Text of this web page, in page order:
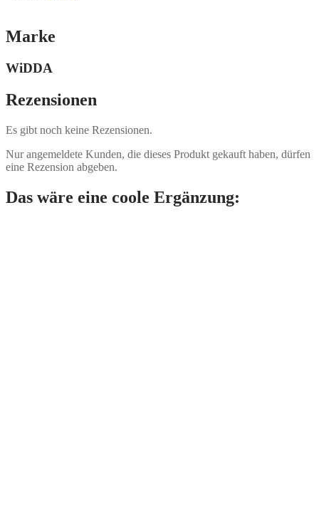
Marke
WiDDA
Rezensionen
Es gibt noch keine Rezensionen.
Nur angemeldete Kunden, die dieses Produkt gekauft haben, dürfen
eine Rezension abgeben.
Das wäre eine coole Ergänzung: